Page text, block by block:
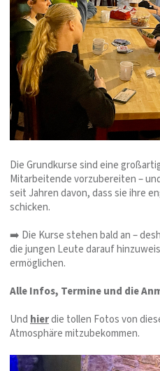
Die Grundkurse sind eine
Mitarbeitende vorzubereiten –
seit Jahren davon, dass sie ihre
schicken.
➡️ Die Kurse stehen bald an –
die jungen Leute darauf
ermöglichen.
Alle Infos, Termine und die
Und hierdie tollen Fotos von
Atmosphäre mitzubekommen.